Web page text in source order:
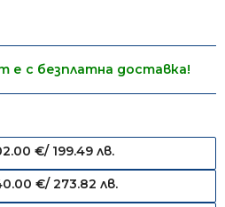
е с безплатна доставка!
€/ 199.49 лв.
€/ 273.82 лв.